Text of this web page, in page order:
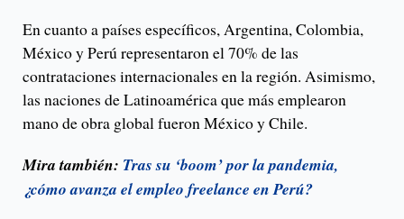
En cuanto a países específicos, Argentina, Colombia,
México y Perú representaron el 70% de las
contrataciones internacionales en la región. Asimismo,
las naciones de Latinoamérica que más emplearon
mano de obra global fueron México y Chile.
Mira también: Tras su ‘boom’ por la pandemia,
¿cómo avanza el empleo freelance en Perú?